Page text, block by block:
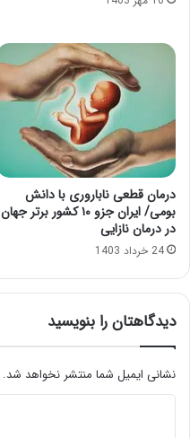
درمان قطعی ناباروری با دانش
بومی/ ایران جزو ۱۰ کشور برتر جهان
در درمان نازایی
24 خرداد 1403
دیدگاهتان را بنویسید
نشانی ایمیل شما منتشر نخواهد شد.